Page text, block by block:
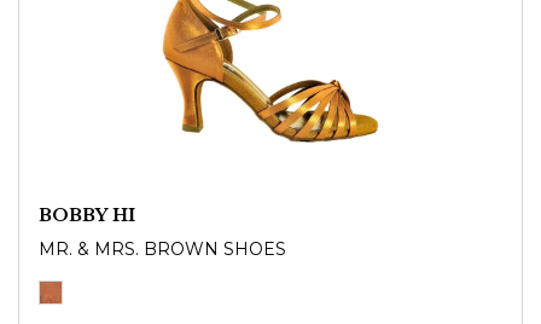
BOBBY HI
MR. & MRS. BROWN SHOES